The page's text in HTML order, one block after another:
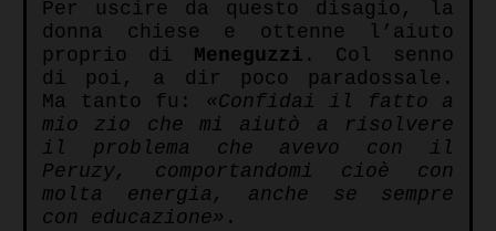
Per uscire da questo disagio, la
donna chiese e ottenne l’aiuto
proprio di Meneguzzi . Col senno
di poi, a dir poco paradossale.
Ma tanto fu: «Confidai il fatto a
mio zio che mi aiutò a risolvere
il problema che avevo con il
Peruzy, comportandomi cioè con
molta energia, anche se sempre
con educazione» .